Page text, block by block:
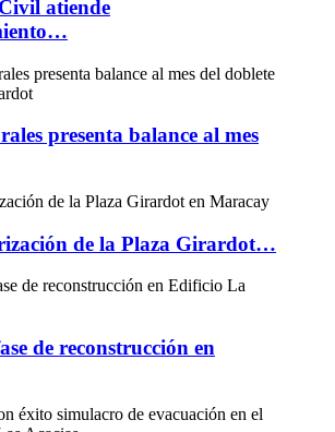
atiende
presenta balance al mes
de la Plaza Girardot…
de reconstrucción en